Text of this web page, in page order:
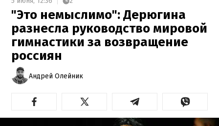
"Это немыслимо": Дерюгина
разнесла руководство мировой
гимнастики за возвращение
россиян
Андрей Олейник